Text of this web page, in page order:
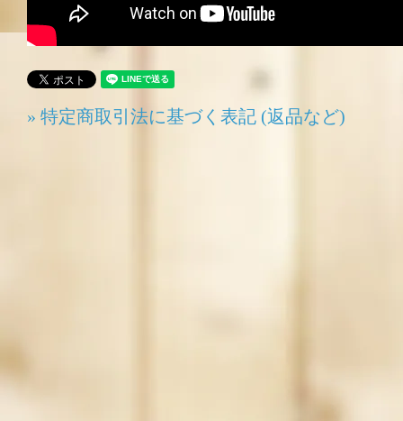
» 特定商取引法に基づく表記 (返品など)